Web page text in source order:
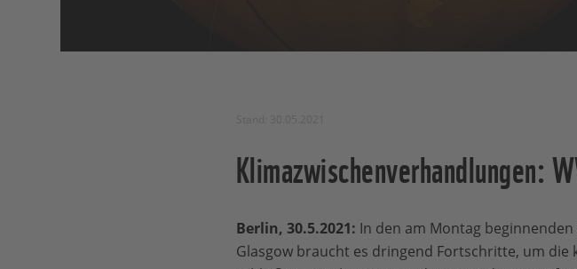
Klimazwischenverhandlungen:
Berlin, 30.5.2021: In den am Montag
Glasgow braucht es dringend Fortschritte, um die